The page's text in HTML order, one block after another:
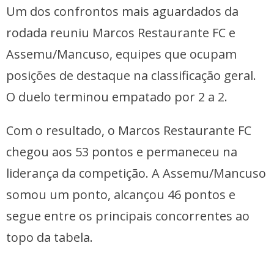
Um dos confrontos mais aguardados da
rodada reuniu Marcos Restaurante FC e
Assemu/Mancuso, equipes que ocupam
posições de destaque na classificação geral.
O duelo terminou empatado por 2 a 2.
Com o resultado, o Marcos Restaurante FC
chegou aos 53 pontos e permaneceu na
liderança da competição. A Assemu/Mancuso
somou um ponto, alcançou 46 pontos e
segue entre os principais concorrentes ao
topo da tabela.